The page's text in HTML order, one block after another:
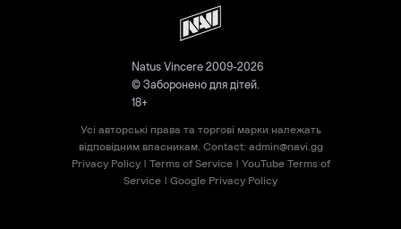
Natus Vincere 2009-2026
© Заборонено для дітей.
18+
Усі авторські права та торгові марки належать
відповідним власникам. Contact: admin@navi.gg
Privacy Policy| Terms of Service| YouTube Terms of
Service | Google Privacy Policy